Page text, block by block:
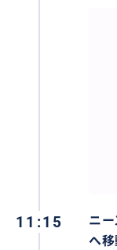
11:15
ニ
へ移